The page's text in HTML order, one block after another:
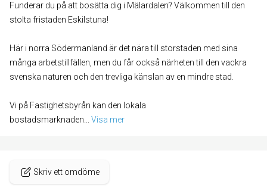
Funderar du på att bosätta dig i Mälardalen? Välkommen till den
stolta fristaden Eskilstuna!
Här i norra Södermanland är det nära till storstaden med sina
många arbetstillfällen, men du får också närheten till den vackra
svenska naturen och den trevliga känslan av en mindre stad.
Vi på Fastighetsbyrån kan den lokala
bostadsmarknaden
Visa mer
Skriv ett omdöme